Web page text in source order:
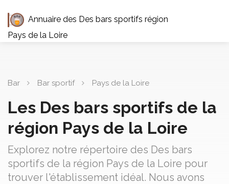
Annuaire des Des bars sportifs région
Pays de la Loire
Bar Bar sportif Pays de la Loire
Les Des bars sportifs de la
région Pays de la Loire
Explorez notre répertoire des Des bars
sportifs de la région Pays de la Loire pour
trouver l'établissement idéal. Nous avons